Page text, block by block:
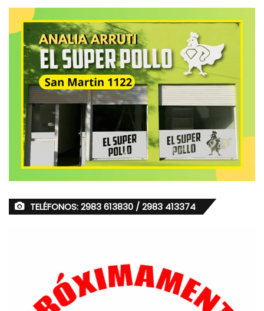
TELÉFONOS: 2983 613830 / 2983 413374